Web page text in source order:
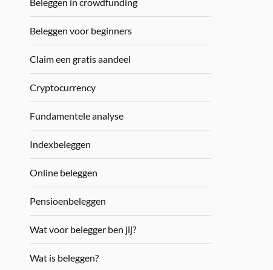
Beleggen voor beginners
Claim een gratis aandeel
Cryptocurrency
Fundamentele analyse
Indexbeleggen
Online beleggen
Pensioenbeleggen
Wat voor belegger ben jij?
Wat is beleggen?